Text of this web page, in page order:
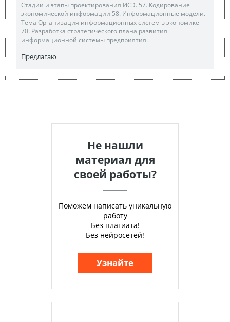
Стадии и этапы проектирования ИСЭ. 57. Кодирование
экономической информации 58. Информационные модели.
Тема Организация информационных систем в экономике
70. Разработка стратегического плана развития
информационной системы предприятия.
Предлагаю
Не нашли
материал для
своей работы?
Поможем написать уникальную
работу
Без плагиата!
Без нейросетей!
Узнайте